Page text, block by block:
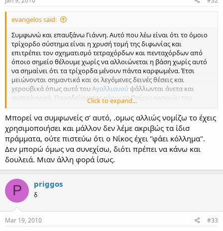
evangelos said:
Συμφωνώ και επαυξάνω Γιάννη. Αυτό που λέω είναι ότι το όμοιο
τρίχορδο σύστημα είναι η χρυσή τομή της διφωνίας και
επιτρέπει τον σχηματισμό τετραχόρδων και πενταχόρδων από
όποιο σημείο θέλουμε χωρίς να αλλοιώνεται η βάση χωρίς αυτό
να σημαίνει ότι τα τρίχορδα μένουν πάντα καρφωμένα. Έτσι
μειώνονται σημαντικά και οι λεγόμενες δεινές θέσεις και
χερουβικά όπως αυτό του Αγαλλιανού ψάλλωνται άνετα και
φυσιολογικά. Παραδείγματος χάριν τα Ποίοις εφημιών του
Ιακώβου που κάνουν πλάγιο του τετάρτου στον Βου. Αυτός ο βού
είναι στο μέσον και ταυτίζεται με του δευτέρου. Στα αρχαία
ανοιξαντάρια συναντάμε το ίδιο. Στις διπλές καταβασίες "Βυθού"
και "Στίβη" ακολουθείται η ίδια κλίμακα. Οι πρώτες ακούγονται
πιο σκληρές γιατί το μέλος κινείται στην τριφωνία. Η διφωνία
υψώνεται ελκόμενη από την τριφωνία, αυτό όμως δεν σημαίνει
ότι η πρωτογενής θέση της είναι συνέχεια εκεί σηκωμένη.
υγ Τα ίδια πράγματα λέμε, απλά ο Νίκος έχει φάει κόλλημα
Click to expand...
Μπορεί να συμφωνείς σ' αυτό, .ομως αλλιώς νομίζω το έχεις
χρησιμοποιήσει και μάλλον δεν λέμε ακριβώς τα ίδισ
πράμματα, ούτε πιστεύω ότι ο Νίκος έχει "φάει κόλλημα".
Δεν μπορώ όμως να συνεχίσω, διότι πρέπει να κάνω και
δουλειά. Μιαν άλλη φορά ίσως.
P priggos
δ
Mar 19, 2010 #33